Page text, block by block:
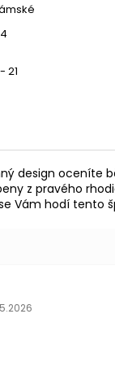
21
design oceníte
z pravého
Vám hodí tento
obchodu je